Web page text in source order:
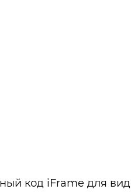
код iFrame для